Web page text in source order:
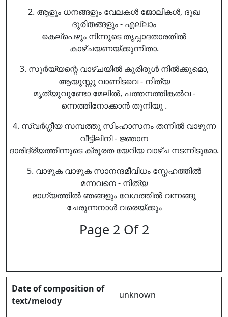
2. ആളും ധനങ്ങളും വേലകൾ ജോലികൾ, ദുഖ
ദുരിതങ്ങളും - എല്ലാം
കെല്പെഴും നിന്നുടെ തൃപ്പാദതാരതിൽ
കാഴ്ചയണയ്ക്കുന്നിതാ.
3. സൂർയ്യന്റെ വാഴ്ചയിൽ കൂരിരുൾ നിൽക്കുമൊ,
ആയുസ്സു വാണിടവെ - നിത്യ
മൃത്യുവുണ്ടോ മേലിൽ, പത്തനത്തിങ്കൽവ -
ന്നെത്തിനോക്കാൻ തുനിയൂ .
4. സ്വർഗ്ഗീയ സമ്പത്തു സിംഹാസനം തന്നിൽ വാഴുന്ന
വീട്ടിലിനി - ജ്ഞാന
ദാരിദ്ര്യത്തിന്നുടെ ക്രൂരത യേറിയ വാഴ്ച നടന്നിടുമോ.
5. വാഴുക വാഴുക സാനന്ദമീവിധം സ്നേഹത്തിൽ
മന്നവനെ - നിത്യ
ഭാഗ്യത്തിൽ ഞങ്ങളും വേഗത്തിൽ വന്നങ്ങു
ചേരുന്നനാൾ വരെയ്ക്കും
Page 2 Of 2
Date of composition of
text/melody
unknown